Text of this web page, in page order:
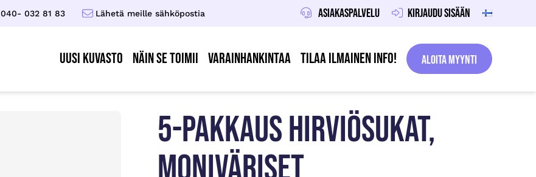
040- 032 81 83 Lähetä meille sähköpostia Asiakaspalvelu Kirjaudu sisään
UUSI KUVASTO Näin se toimii Varainhankintaa Tilaa ilmainen info! Aloita Myynti
5-PAKKAUS HIRVIÖSUKAT,